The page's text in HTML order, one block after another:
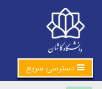
دسترسی سریع